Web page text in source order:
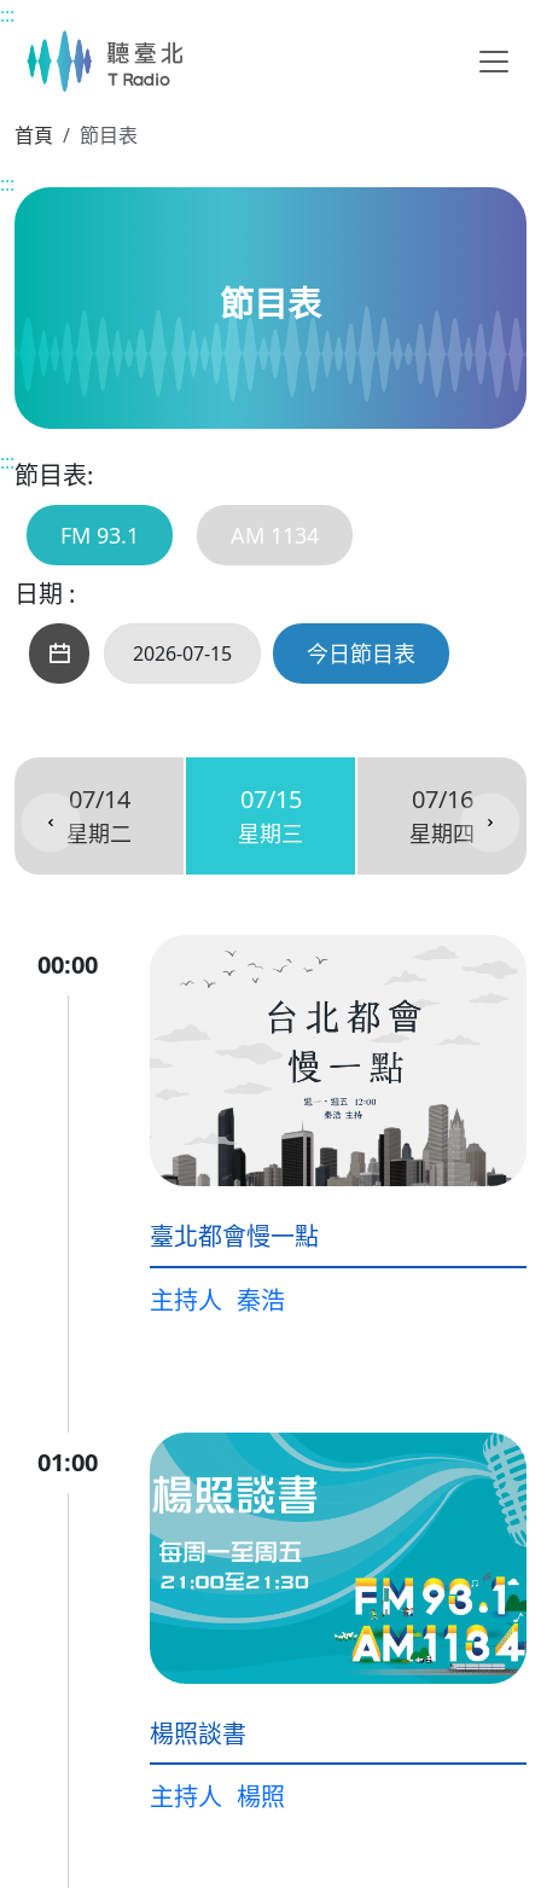
主要內容區塊
:::
首頁
節目表
:::
節目表
:::節目表:
FM 93.1 AM 1134
日期 :
今日節目表
07/14
星期二
07/15
星期三
07/16
星期四
00:00
臺北都會慢一點
主持人 秦浩
01:00
楊照談書
主持人 楊照